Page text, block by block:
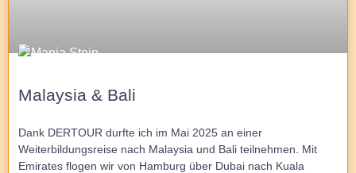
Malaysia & Bali
Dank DERTOUR durfte ich im Mai 2025 an einer
Weiterbildungsreise nach Malaysia und Bali teilnehmen. Mit
Emirates flogen wir von Hamburg über Dubai nach Kuala